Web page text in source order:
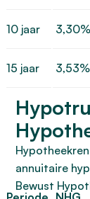
10 jaar 3,30%
15 jaar 3,53%
annuitaire
Bewust